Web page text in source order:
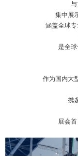
集中展
涵盖全球
是全
作为国内大
携
展会